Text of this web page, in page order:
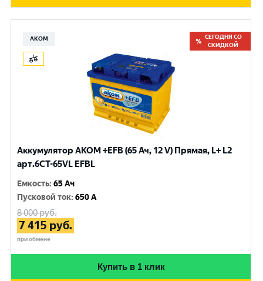
АКОМ
СЕГОДНЯ СО
СКИДКОЙ
Аккумулятор AKOM +EFB (65 Ач, 12 V) Прямая, L+ L2
арт.6СТ-65VL EFBL
Емкость:65 Ач
Пусковой ток:650 A
8 000руб.
7 415 руб.
при обмене
Купить в 1 клик